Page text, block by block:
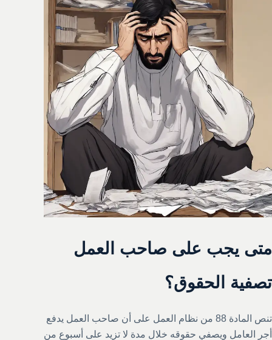
متى يجب على صاحب العمل
تصفية الحقوق؟
تنص المادة 88 من نظام العمل على أن صاحب العمل يدفع
أجر العامل ويصفي حقوقه خلال مدة لا تزيد على أسبوع من